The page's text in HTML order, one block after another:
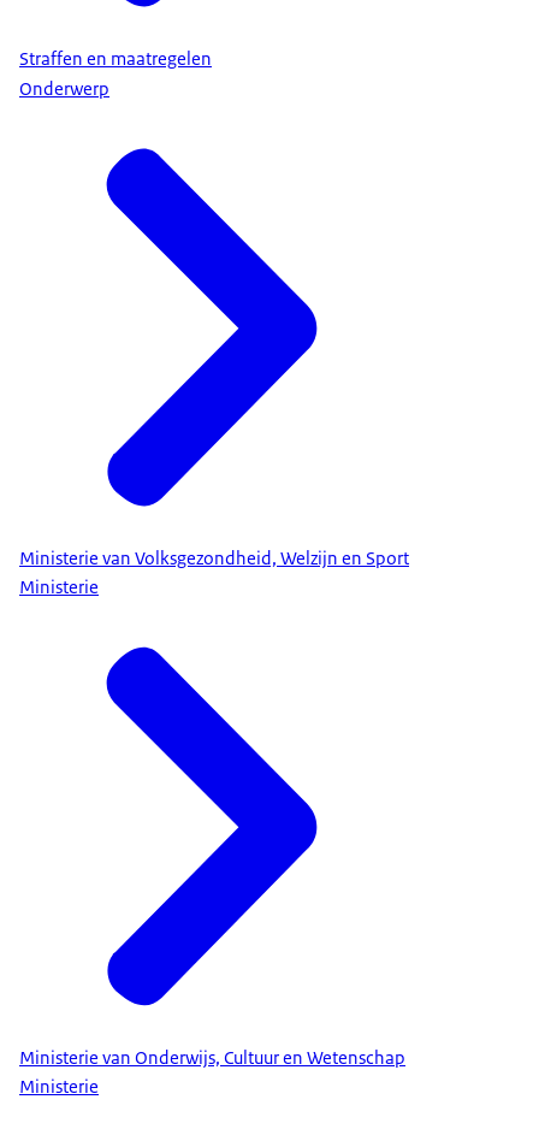
Straffen en maatregelen
Onderwerp
Ministerie van Volksgezondheid, Welzijn en Sport
Ministerie
Ministerie van Onderwijs, Cultuur en Wetenschap
Ministerie